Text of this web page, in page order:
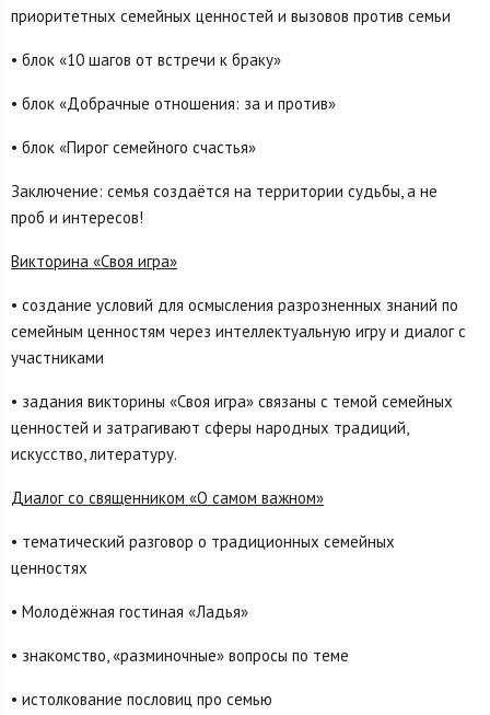
приоритетных семейных ценностей и вызовов против семьи
• блок «10 шагов от встречи к браку»
• блок «Добрачные отношения: за и против»
• блок «Пирог семейного счастья»
Заключение: семья создаётся на территории судьбы, а не
проб и интересов!
Викторина «Своя игра»
• создание условий для осмысления разрозненных знаний по
семейным ценностям через интеллектуальную игру и диалог с
участниками
• задания викторины «Своя игра» связаны с темой семейных
ценностей и затрагивают сферы народных традиций,
искусство, литературу.
Диалог со священником «О самом важном»
• тематический разговор о традиционных семейных
ценностях
• Молодёжная гостиная «Ладья»
• знакомство, «разминочные» вопросы по теме
• истолкование пословиц про семью